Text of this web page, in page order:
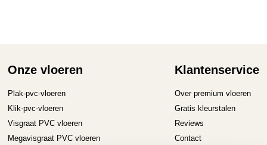
productpagina
Onze vloeren
Plak-pvc-vloeren
Klik-pvc-vloeren
Visgraat PVC vloeren
Megavisgraat PVC vloeren
Klantenservice
Over premium vloeren
Gratis kleurstalen
Reviews
Contact